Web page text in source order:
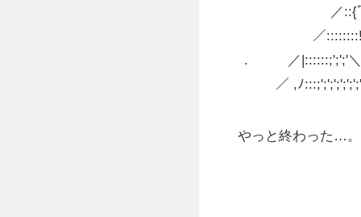
／::{ﾞ　ヽ、
／::::::::!　　 ,
. 　 　 ／|::::::;';';'
／ ,ﾉ
やっと終わった…